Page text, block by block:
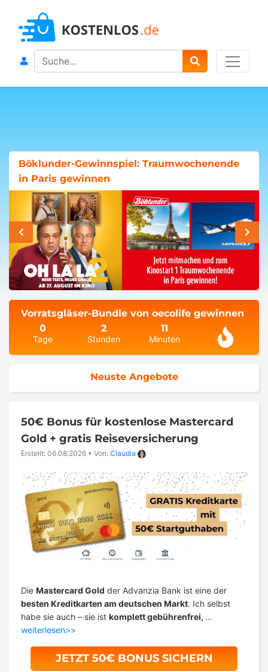
Search
Böklunder-Gewinnspiel: Traumwochenende
in Paris gewinnen
Vorratsgläser-Bundle von oecolife gewinnen
0
Tage
2
Stunden
11
Minuten
Neuste Angebote
50€ Bonus für kostenlose Mastercard
Gold + gratis Reiseversicherung
Erstellt: 06.08.2026 • Von: Claudia
Die Mastercard Gold der Advanzia Bank ist eine der
besten Kreditkarten am deutschen Markt. Ich selbst
habe sie auch – sie ist komplett gebührenfrei, …
weiterlesen>>
JETZT 50€ BONUS SICHERN